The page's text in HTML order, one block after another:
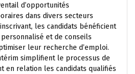
d’opportunités
dans divers secteurs
les candidats bénéficient
personnalisé et de conseils
leur recherche d’emploi.
simplifient le processus de
en relation les candidats qualifiés